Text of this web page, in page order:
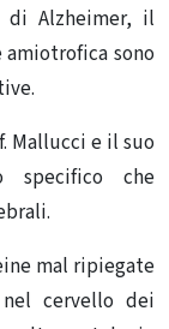
Alzheimer, il
sono
Mallucci e il suo
specifico che
mal ripiegate
cervello dei